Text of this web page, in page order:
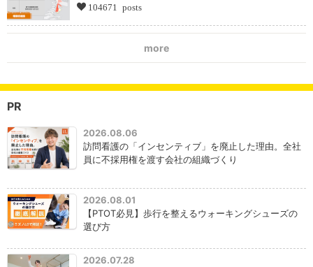
104671 posts
more
PR
2026.08.06
訪問看護の「インセンティブ」を廃止した理由。全社
員に不採用権を渡す会社の組織づくり
2026.08.01
【PTOT必見】歩行を整えるウォーキングシューズの
選び方
2026.07.28